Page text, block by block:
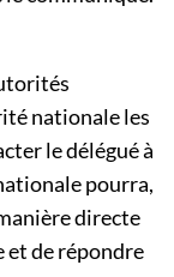
nationale les
le délégué à
pourra,
directe
et de répondre